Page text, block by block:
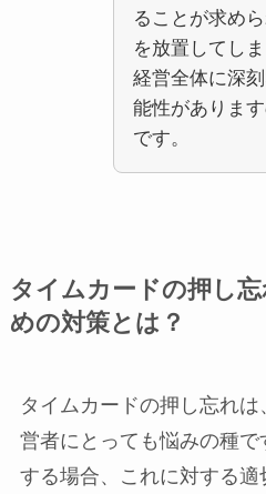
ることが求め
を放置してし
経営全体に深
能性がありま
です。
タイムカードの押し
めの対策とは？
タイムカードの押し忘れ
営者にとっても悩みの種
する場合、これに対する